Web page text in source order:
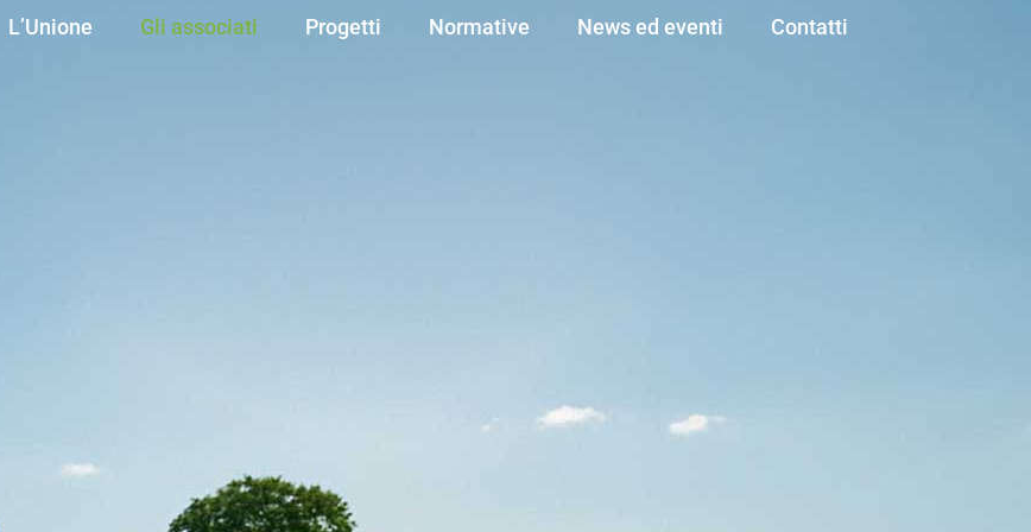
L’Unione Gli associati Progetti Normative News ed eventi Contatti